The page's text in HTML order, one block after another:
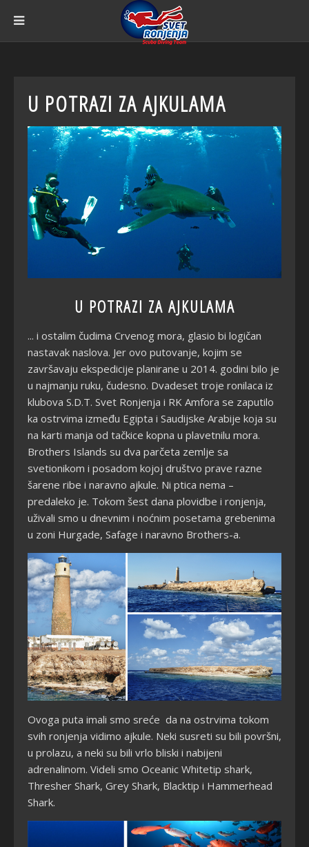
U POTRAZI ZA AJKULAMA
U POTRAZI ZA AJKULAMA
... i ostalim čudima Crvenog mora, glasio bi logičan
nastavak naslova. Jer ovo putovanje, kojim se
završavaju ekspedicije planirane u 2014. godini bilo je
u najmanju ruku, čudesno. Dvadeset troje ronilaca iz
klubova S.D.T. Svet Ronjenja i RK Amfora se zaputilo
ka ostrvima između Egipta i Saudijske Arabije koja su
na karti manja od tačkice kopna u plavetnilu mora.
Brothers Islands su dva parčeta zemlje sa
svetionikom i posadom kojoj društvo prave razne
šarene ribe i naravno ajkule. Ni ptica nema –
predaleko je. Tokom šest dana plovidbe i ronjenja,
uživali smo u dnevnim i noćnim posetama grebenima
u zoni Hurgade, Safage i naravno Brothers-a.
Ovoga puta imali smo sreće da na ostrvima tokom
svih ronjenja vidimo ajkule. Neki susreti su bili površni,
u prolazu, a neki su bili vrlo bliski i nabijeni
adrenalinom. Videli smo Oceanic Whitetip shark,
Thresher Shark, Grey Shark, Blacktip i Hammerhead
Shark.